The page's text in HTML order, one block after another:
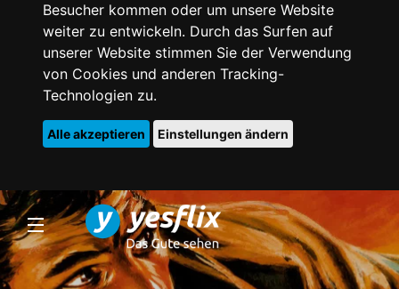
Besucher kommen oder um unsere Website
weiter zu entwickeln. Durch das Surfen auf
unserer Website stimmen Sie der Verwendung
von Cookies und anderen Tracking-
Technologien zu.
Alle akzeptieren Einstellungen ändern